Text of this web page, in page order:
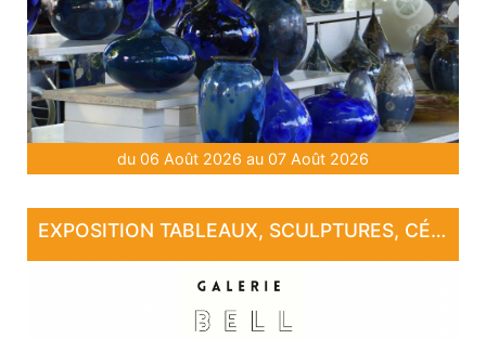
du 06 Août 2026 au 07 Août 2026
EXPOSITION TABLEAUX, SCULPTURES, CÉRAMIQUE, PHOTOGRAPHIE